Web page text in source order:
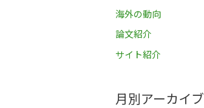
海外の動向
論文紹介
サイト紹介
月別アーカイブ